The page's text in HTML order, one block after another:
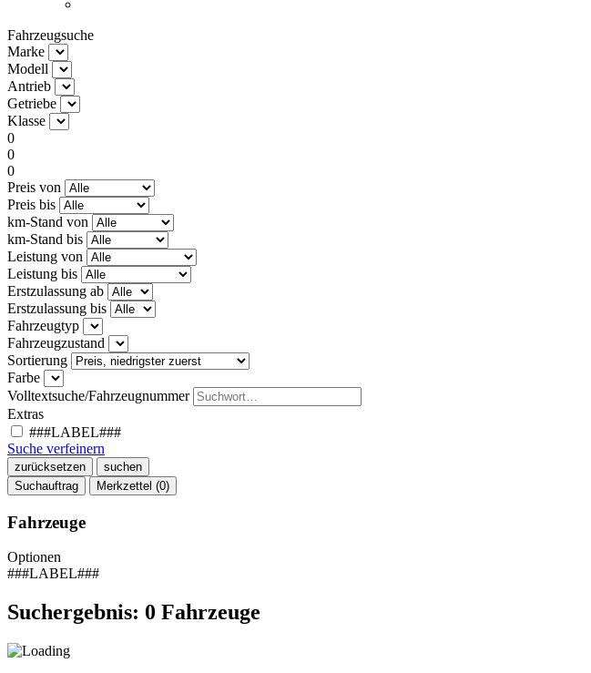
Fahrzeugsuche
Marke
Modell
Antrieb
Getriebe
Klasse
0
0
0
Preis von
Preis bis
km-Stand von
km-Stand bis
Leistung von
Leistung bis
Erstzulassung ab
Erstzulassung bis
Fahrzeugtyp
Fahrzeugzustand
Sortierung
Farbe
Volltextsuche/Fahrzeugnummer
Extras
###LABEL###
Suche verfeinern
zurücksetzen
suchen
Suchauftrag
Merkzettel (0)
Fahrzeuge
Optionen
###LABEL###
Suchergebnis: 0 Fahrzeuge